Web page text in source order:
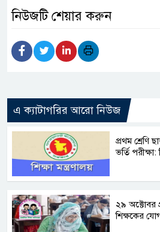
নিউজটি শেয়ার করুন
এ ক্যাটাগরির আরো নিউজ
প্রথম শ্রেণি
ভর্তি পরীক্ষা:
২৯ অক্টোবর
শিক্ষকের